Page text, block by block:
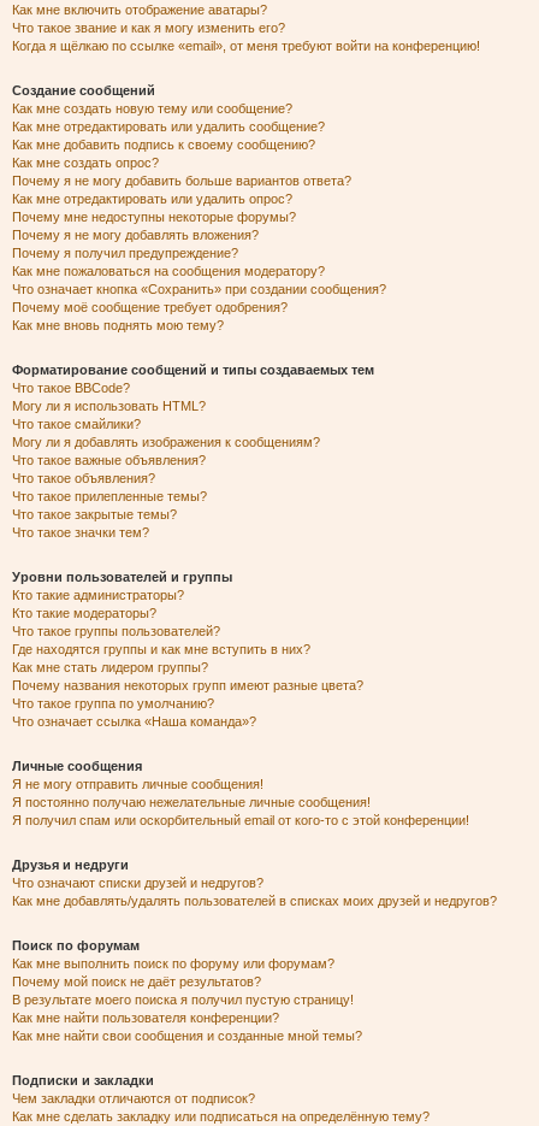
Как мне включить отображение аватары?
Что такое звание и как я могу изменить его?
Когда я щёлкаю по ссылке «email», от меня требуют войти на конференцию!
Создание сообщений
Как мне создать новую тему или сообщение?
Как мне отредактировать или удалить сообщение?
Как мне добавить подпись к своему сообщению?
Как мне создать опрос?
Почему я не могу добавить больше вариантов ответа?
Как мне отредактировать или удалить опрос?
Почему мне недоступны некоторые форумы?
Почему я не могу добавлять вложения?
Почему я получил предупреждение?
Как мне пожаловаться на сообщения модератору?
Что означает кнопка «Сохранить» при создании сообщения?
Почему моё сообщение требует одобрения?
Как мне вновь поднять мою тему?
Форматирование сообщений и типы создаваемых тем
Что такое BBCode?
Могу ли я использовать HTML?
Что такое смайлики?
Могу ли я добавлять изображения к сообщениям?
Что такое важные объявления?
Что такое объявления?
Что такое прилепленные темы?
Что такое закрытые темы?
Что такое значки тем?
Уровни пользователей и группы
Кто такие администраторы?
Кто такие модераторы?
Что такое группы пользователей?
Где находятся группы и как мне вступить в них?
Как мне стать лидером группы?
Почему названия некоторых групп имеют разные цвета?
Что такое группа по умолчанию?
Что означает ссылка «Наша команда»?
Личные сообщения
Я не могу отправить личные сообщения!
Я постоянно получаю нежелательные личные сообщения!
Я получил спам или оскорбительный email от кого-то с этой конференции!
Друзья и недруги
Что означают списки друзей и недругов?
Как мне добавлять/удалять пользователей в списках моих друзей и недругов?
Поиск по форумам
Как мне выполнить поиск по форуму или форумам?
Почему мой поиск не даёт результатов?
В результате моего поиска я получил пустую страницу!
Как мне найти пользователя конференции?
Как мне найти свои сообщения и созданные мной темы?
Подписки и закладки
Чем закладки отличаются от подписок?
Как мне сделать закладку или подписаться на определённую тему?